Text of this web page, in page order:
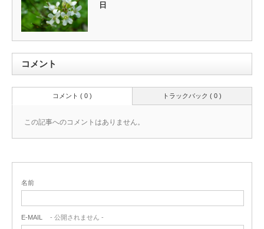
日
コメント
トラックバック ( 0 )
コメント ( 0 )
この記事へのコメントはありません。
名前
E-MAIL - 公開されません -